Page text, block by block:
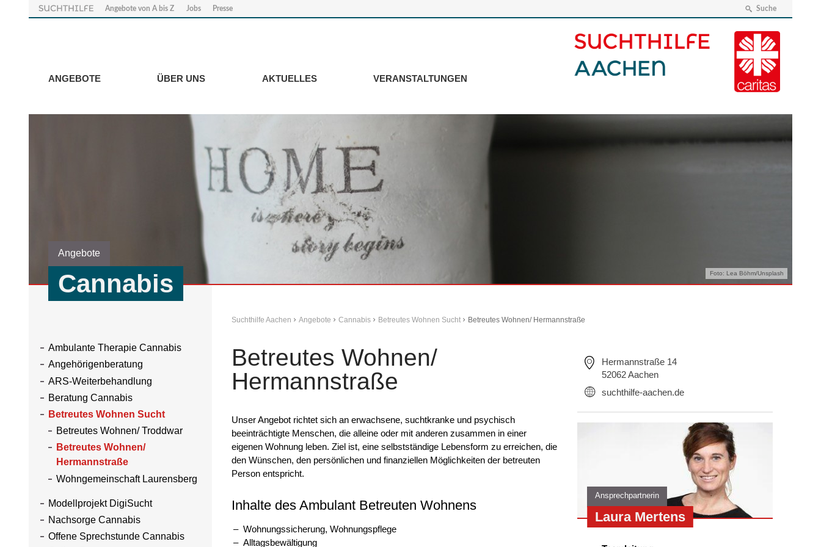
Angebote von A bis Z Jobs Presse Suche
ANGEBOTE ÜBER UNS AKTUELLES VERANSTALTUNGEN
Angebote
Cannabis Foto: Lea Böhm/Unsplash
Ambulante Therapie Cannabis
Angehörigenberatung
ARS-Weiterbehandlung
Beratung Cannabis
Betreutes Wohnen Sucht
Betreutes Wohnen/ Troddwar
Betreutes Wohnen/
Hermannstraße
Wohngemeinschaft Laurensberg
Modellprojekt DigiSucht
Nachsorge Cannabis
Offene Sprechstunde Cannabis
Suchthilfe Aachen Angebote Cannabis Betreutes Wohnen Sucht Betreutes Wohnen/ Hermannstraße
Betreutes Wohnen/
Hermannstraße
Unser Angebot richtet sich an erwachsene, suchtkranke und psychisch
beeinträchtigte Menschen, die alleine oder mit anderen zusammen in einer
eigenen Wohnung leben. Ziel ist, eine selbstständige Lebensform zu erreichen, die
den Wünschen, den persönlichen und finanziellen Möglichkeiten der betreuten
Person entspricht.
Inhalte des Ambulant Betreuten Wohnens
Wohnungssicherung, Wohnungspflege
Alltagsbewältigung
Hermannstraße 14
52062 Aachen
suchthilfe-aachen.de
Ansprechpartnerin
Laura Mertens